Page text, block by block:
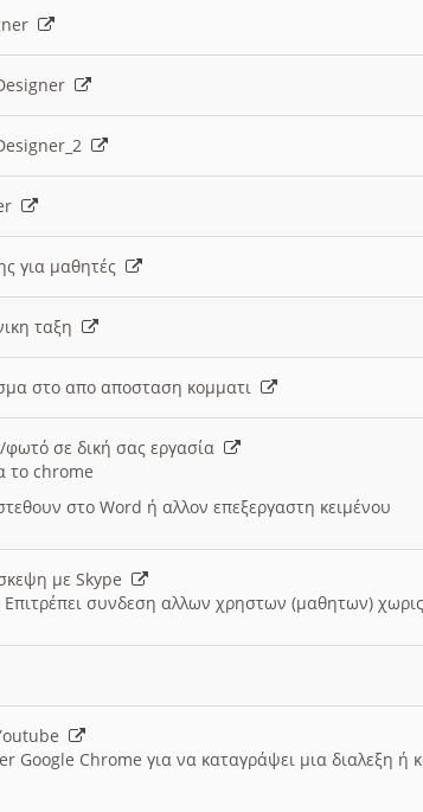
για μαθητές
ταξη
στο απο αποσταση κομματι
φωτό σε δική σας εργασία
το chrome
στο Word ή αλλον επεξεργαστη κειμένου
με Skype
Επιτρέπει συνδεση αλλων χρηστων (μαθητων)
Youtube
Google Chrome για να καταγράψει μια διαλεξη ή